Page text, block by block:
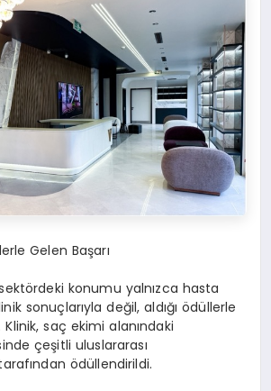
Gelen Başarı
konumu yalnızca hasta
sonuçlarıyla değil, aldığı ödüllerle
saç ekimi alanındaki
çeşitli uluslararası
ödüllendirildi.